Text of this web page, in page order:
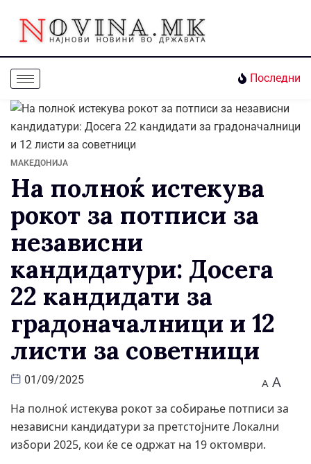
Последни
МАКЕДОНИЈА
На полноќ истекува
рокот за потписи за
независни
кандидатури: Досега
22 кандидати за
градоначалници и 12
листи за советници
01/09/2025 A A
На полноќ истекува рокот за собирање потписи за
независни кандидатури за претстојните Локални
избори 2025, кои ќе се одржат на 19 октомври.